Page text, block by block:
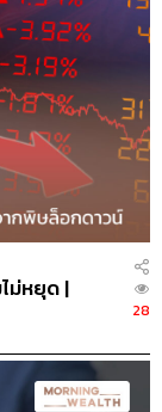
ม่หยุด |
28